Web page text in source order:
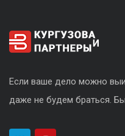
Если ваше дело можно
даже не будем браться.